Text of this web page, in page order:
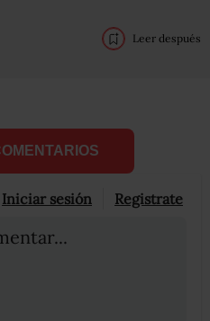
Leer después
Iniciar sesión Registrate